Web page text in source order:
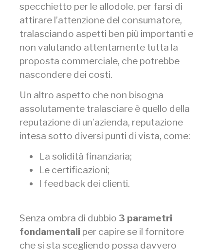
specchietto per le allodole, per farsi di
attirare l’attenzione del consumatore,
tralasciando aspetti ben più importanti e
non valutando attentamente tutta la
proposta commerciale, che potrebbe
nascondere dei costi.
Un altro aspetto che non bisogna
assolutamente tralasciare è quello della
reputazione di un’azienda, reputazione
intesa sotto diversi punti di vista, come:
La solidità finanziaria;
Le certificazioni;
I feedback dei clienti.
Senza ombra di dubbio 3 parametri
fondamentali per capire se il fornitore
che si sta scegliendo possa davvero